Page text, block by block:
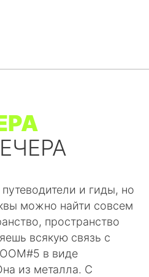
и гиды, но
можно найти совсем
пространство
всякую связь с
в виде
из металла. С